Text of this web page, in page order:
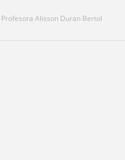
Profesora Alisson Duran Bertol